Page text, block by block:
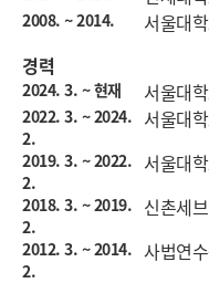
2008. ~ 2014.
서울대
경력
2024. 3. ~ 현재 서울대
2022. 3. ~ 2024.
2.
서울대
2019. 3. ~ 2022.
2.
서울대
2018. 3. ~ 2019.
2.
신촌세
2012. 3. ~ 2014.
2.
사법연